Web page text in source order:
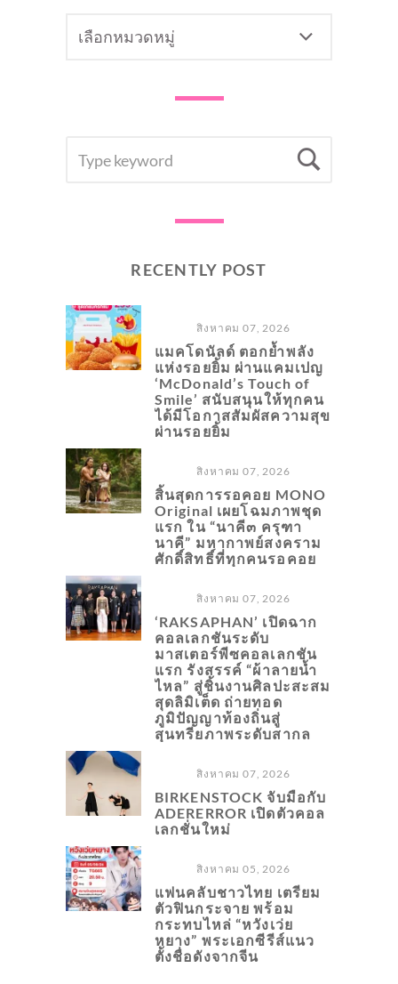
FOR:
RECENTLY POST
สิงหาคม 07, 2026
แมคโดนัลด์ ตอกย้ำพลัง
แห่งรอยยิ้ม ผ่านแคมเปญ
‘McDonald’s Touch of
Smile’ สนับสนุนให้ทุกคน
ได้มีโอกาสสัมผัสความสุข
ผ่านรอยยิ้ม
สิงหาคม 07, 2026
สิ้นสุดการรอคอย MONO
Original เผยโฉมภาพชุด
แรก ใน “นาคี๓ ครุฑา
นาคี” มหากาพย์สงคราม
ศักดิ์สิทธิ์ที่ทุกคนรอคอย
สิงหาคม 07, 2026
‘RAKSAPHAN’ เปิดฉาก
คอลเลกชันระดับ
มาสเตอร์พีซคอลเลกชัน
แรก รังสรรค์ “ผ้าลายน้ำ
ไหล” สู่ชิ้นงานศิลปะสะสม
สุดลิมิเต็ด ถ่ายทอด
ภูมิปัญญาท้องถิ่นสู่
สุนทรียภาพระดับสากล
สิงหาคม 07, 2026
BIRKENSTOCK จับมือกับ
ADERERROR เปิดตัวคอล
เลกชั่นใหม่
สิงหาคม 05, 2026
แฟนคลับชาวไทย เตรียม
ตัวฟินกระจาย พร้อม
กระทบไหล่ “หวังเว่ย
หยาง” พระเอกซีรีส์แนว
ตั้งชื่อดังจากจีน